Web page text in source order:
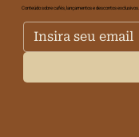
Conteúdo sobre cafés, lançamentos e descontos exclusivos.